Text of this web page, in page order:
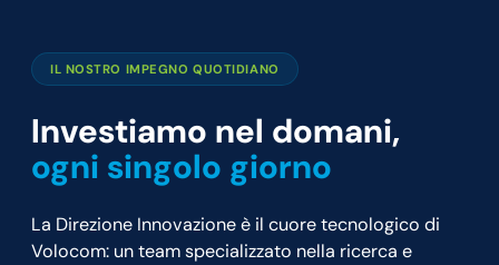
IL NOSTRO IMPEGNO QUOTIDIANO
Investiamo nel domani,
ogni singolo giorno
La Direzione Innovazione è il cuore tecnologico di
Volocom: un team specializzato nella ricerca e